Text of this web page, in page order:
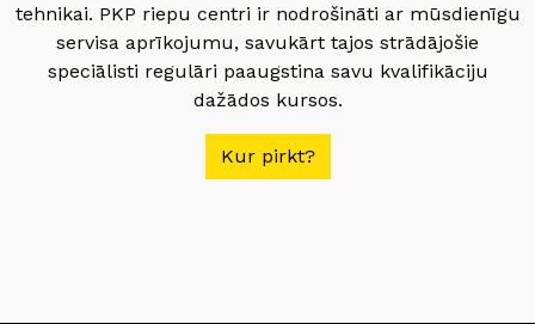
tehnikai. PKP riepu centri ir nodrošināti ar mūsdienīgu
servisa aprīkojumu, savukārt tajos strādājošie
speciālisti regulāri paaugstina savu kvalifikāciju
dažādos kursos.
Kur pirkt?